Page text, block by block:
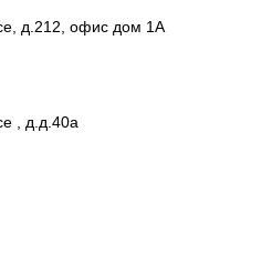
д.212, офис дом 1А
, д.д.40а